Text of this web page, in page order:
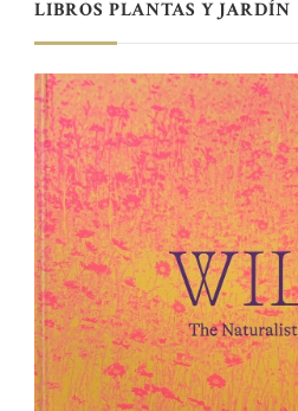
LIBROS PLANTAS Y JARDÍN